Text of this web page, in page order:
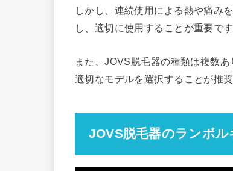
しかし、連続使用による熱や痛み
し、適切に使用することが重要です
また、JOVS脱毛器の種類は複数
適切なモデルを選択することが推奨
JOVS脱毛器のランボ